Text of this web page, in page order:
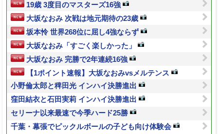
19歳 3度目のマスターズ16強
大坂なおみ 次戦は地元期待の23歳
坂本怜 世界268位に屈し4強ならず
大坂なおみ「すごく楽しかった」
大坂なおみ 完勝で2年連続16強
【1ポイント速報】大坂なおみvsメルテンス
小野倫太郎と稗田光 インハイ決勝進出
窪田結衣と石田実莉 インハイ決勝進出
セリーナ以来最速で今季ハード25勝
千葉・幕張でピックルボールの子ども向け体験会